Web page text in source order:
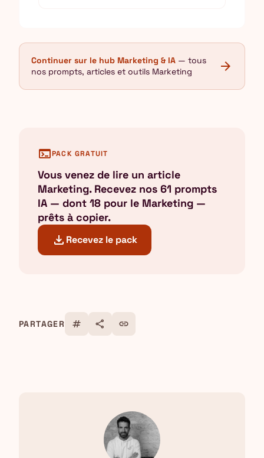
Continuer sur le hub Marketing & IA — tous
nos prompts, articles et outils Marketing
arrow_forward
terminalPACK GRATUIT
Vous venez de lire un article
Marketing. Recevez nos 61 prompts
IA — dont 18 pour le Marketing —
prêts à copier.
download Recevez le pack
PARTAGER tag share link